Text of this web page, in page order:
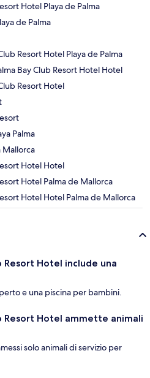
Hotel Playa de Palma
de Palma
Resort Hotel Playa de Palma
Bay Club Resort Hotel Hotel
Resort Hotel
Palma
Mallorca
Hotel Hotel
Hotel Palma de Mallorca
Hotel Hotel Palma de Mallorca
Resort Hotel include una
e una piscina per bambini.
Resort Hotel ammette animali
solo animali di servizio per